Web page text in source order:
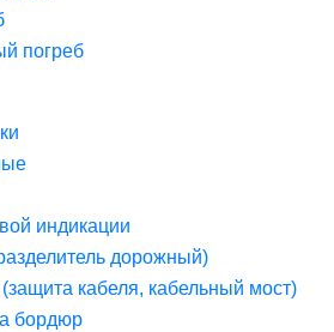
погреб
индикации
дорожный)
кабеля, кабельный мост)
бордюр